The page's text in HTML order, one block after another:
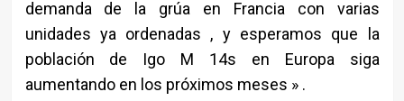
demanda de la grúa en Francia con varias
unidades ya ordenadas , y esperamos que la
población de Igo M 14s en Europa siga
aumentando en los próximos meses » .